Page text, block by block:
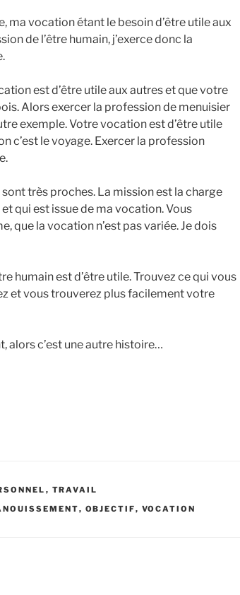
ma vocation étant le besoin d’être utile aux
de l’être humain, j’exerce donc la
est d’être utile aux autres et que votre
Alors exercer la profession de menuisier
exemple. Votre vocation est d’être utile
c’est le voyage. Exercer la profession
très proches. La mission est la charge
qui est issue de ma vocation. Vous
que la vocation n’est pas variée. Je dois
humain est d’être utile. Trouvez ce qui vous
et vous trouverez plus facilement votre
alors c’est une autre histoire…
, TRAVAIL
, OBJECTIF, VOCATION